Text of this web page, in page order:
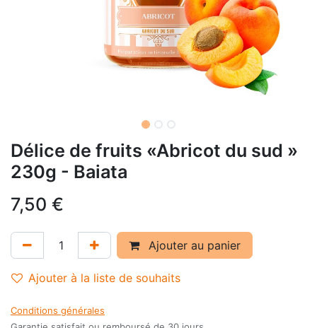
Délice de fruits «Abricot du sud »
230g - Baiata
7,50 €
Ajouter au panier
Ajouter à la liste de souhaits
Conditions générales